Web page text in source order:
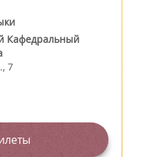
Кафедральный
7